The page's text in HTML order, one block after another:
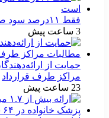
فقط ۱۱‌درصد سود صنعت دارو تبدیل به نقدینگی شده است
3 ساعت پیش
حمایت از
مراکز طرف قرارداد
23 ساعت پیش